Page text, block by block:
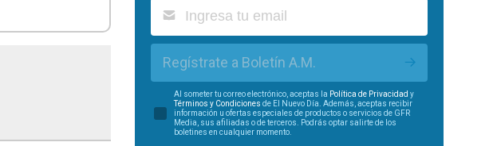
Regístrate a Boletín A.M.
Al someter tu correo electrónico, aceptas la Política de Privacidad y
Términos y Condiciones de El Nuevo Día. Además, aceptas recibir
información u ofertas especiales de productos o servicios de GFR
Media, sus afiliadas o de terceros. Podrás optar salirte de los
boletines en cualquier momento.